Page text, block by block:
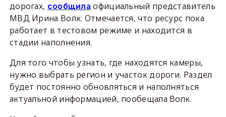
дорогах, сообщила официальный представитель
МВД Ирина Волк. Отмечается, что ресурс пока
работает в тестовом режиме и находится в
стадии наполнения.
Для того чтобы узнать, где находятся камеры,
нужно выбрать регион и участок дороги. Раздел
будет постоянно обновляться и наполняться
актуальной информацией, пообещала Волк.